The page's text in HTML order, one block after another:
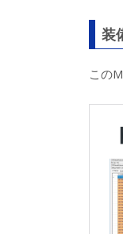
装
この